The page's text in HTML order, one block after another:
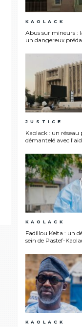
KAOLACK
Abus sur mineurs :
un dangereux
JUSTICE
Kaolack : un
démantelé avec
KAOLACK
Fadillou Keita : un
sein de Pastef-
KAOLACK